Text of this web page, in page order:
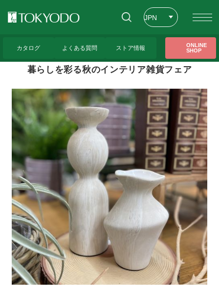
JPN
カタログ よくある質問 ストア情報
ONLINE
SHOP
暮らしを彩る秋のインテリア雑貨フェア
暮らしを彩る秋のインテリア雑貨フェア